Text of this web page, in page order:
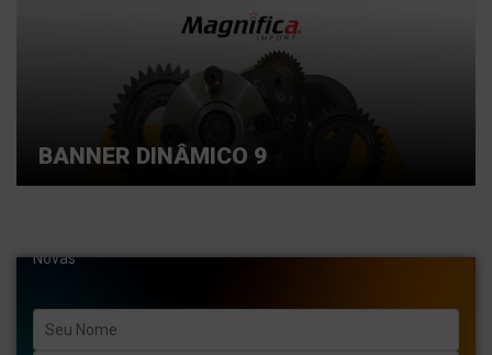
BANNER DINÂMICO 9
Entre em contato conosco e saiba mais
Novas